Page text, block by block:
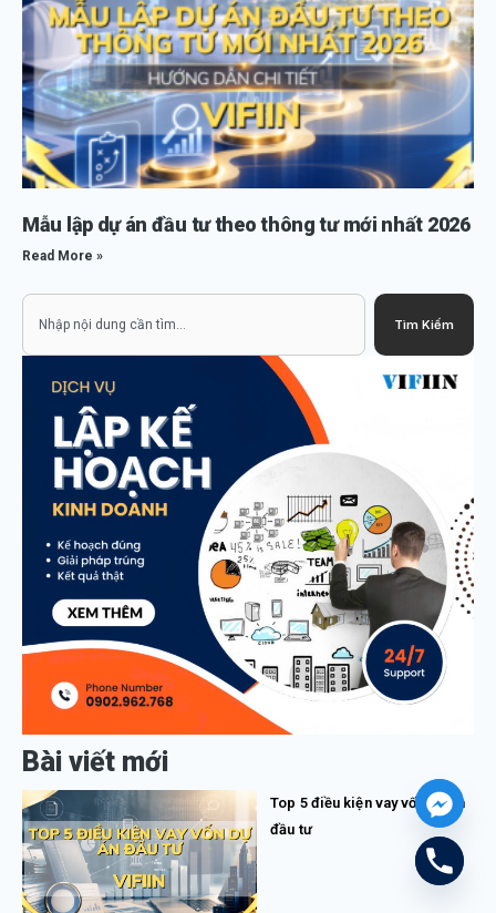
Mẫu lập dự án đầu tư theo thông tư mới nhất 2026
Read More »
Tìm Kiếm
Bài viết mới
Top 5 điều kiện vay vốn dự án
đầu tư